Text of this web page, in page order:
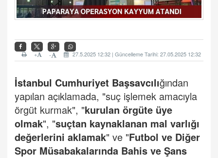
27.5.2025 12:32 | Güncelleme Tarihi: 27.05.2025 12:32
-
+
İstanbul Cumhuriyet Başsavcılığından
yapılan açıklamada, "suç işlemek amacıyla
örgüt kurmak", "kurulan örgüte üye
olmak", "suçtan kaynaklanan mal varlığı
değerlerini aklamak" ve "Futbol ve Diğer
Spor Müsabakalarında Bahis ve Şans